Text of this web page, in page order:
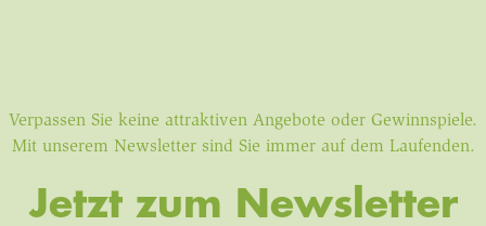
Verpassen Sie keine attraktiven Angebote oder Gewinnspiele.
Mit unserem Newsletter sind Sie immer auf dem Laufenden.
Jetzt zum Newsletter